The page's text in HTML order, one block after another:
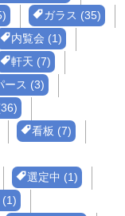
ガラス (35)
内覧会 (1)
軒天 (7)
ース (3)
看板 (7)
選定中 (1)
(1)